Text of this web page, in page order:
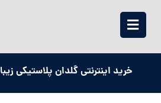
خرید اینترنتی گلدان پلاستیکی زیبا